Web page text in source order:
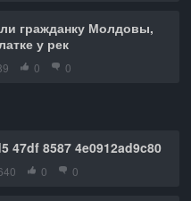
гражданку Молдовы,
у рек
0 0
47df 8587 4e0912ad9c80
0 0